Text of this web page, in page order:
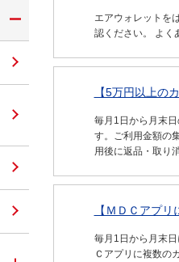
エアウォレットを
認ください。 よく
【5万円以上の
毎月1日から月末
す。ご利用金額の
用後に返品・取り
【ＭＤＣアプ
毎月1日から月末
Ｃアプリに複数の